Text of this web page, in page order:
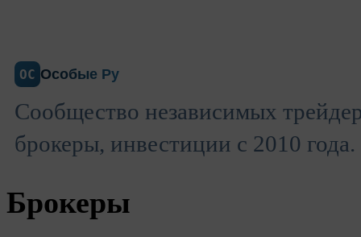
ОС Особые Ру
Сообщество независимых
брокеры, инвестиции с 2010 года.
Брокеры